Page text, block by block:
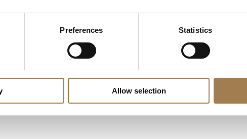
Preferences Statistics
Allow selection
fokus på drift og udvikling af selskabets portefølje af primært
til egen portefølje.
og Hovedstadsområdet, er på i alt ca. 4.000 boliglejemål og 500